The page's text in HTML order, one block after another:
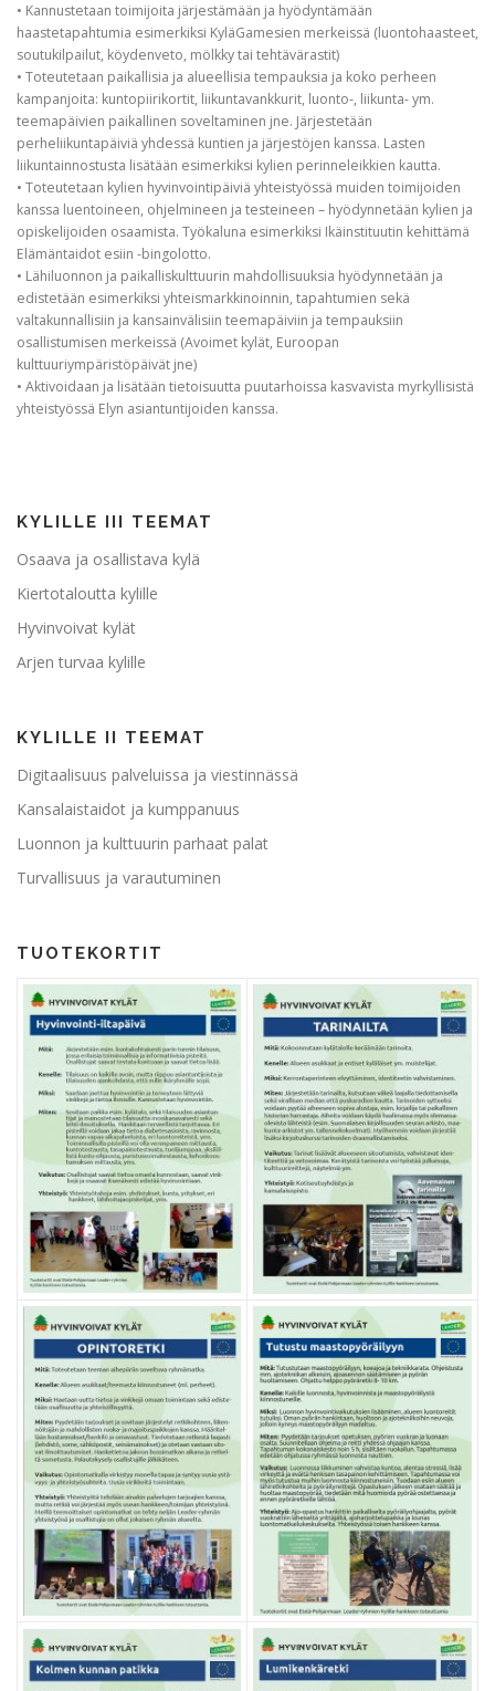
• Kannustetaan toimijoita järjestämään ja hyödyntämään
haastetapahtumia esimerkiksi KyläGamesien merkeissä (luontohaasteet,
soutukilpailut, köydenveto, mölkky tai tehtävärastit)
• Toteutetaan paikallisia ja alueellisia tempauksia ja koko perheen
kampanjoita: kuntopiirikortit, liikuntavankkurit, luonto-, liikunta- ym.
teemapäivien paikallinen soveltaminen jne. Järjestetään
perheliikuntapäiviä yhdessä kuntien ja järjestöjen kanssa. Lasten
liikuntainnostusta lisätään esimerkiksi kylien perinneleikkien kautta.
• Toteutetaan kylien hyvinvointipäiviä yhteistyössä muiden toimijoiden
kanssa luentoineen, ohjelmineen ja testeineen – hyödynnetään kylien ja
opiskelijoiden osaamista. Työkaluna esimerkiksi Ikäinstituutin kehittämä
Elämäntaidot esiin -bingolotto.
• Lähiluonnon ja paikalliskulttuurin mahdollisuuksia hyödynnetään ja
edistetään esimerkiksi yhteismarkkinoinnin, tapahtumien sekä
valtakunnallisiin ja kansainvälisiin teemapäiviin ja tempauksiin
osallistumisen merkeissä (Avoimet kylät, Euroopan
kulttuuriympäristöpäivät jne)
• Aktivoidaan ja lisätään tietoisuutta puutarhoissa kasvavista myrkyllisistä
yhteistyössä Elyn asiantuntijoiden kanssa.
KYLILLE III TEEMAT
Osaava ja osallistava kylä
Kiertotaloutta kylille
Hyvinvoivat kylät
Arjen turvaa kylille
KYLILLE II TEEMAT
Digitaalisuus palveluissa ja viestinnässä
Kansalaistaidot ja kumppanuus
Luonnon ja kulttuurin parhaat palat
Turvallisuus ja varautuminen
TUOTEKORTIT